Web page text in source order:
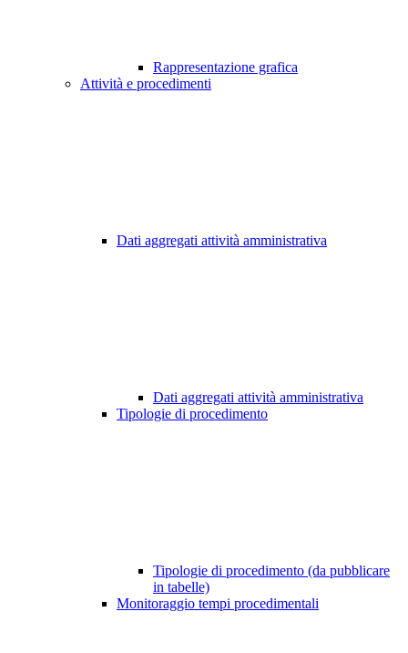
Rappresentazione grafica
Attività e procedimenti
Dati aggregati attività amministrativa
Dati aggregati attività amministrativa
Tipologie di procedimento
Tipologie di procedimento (da pubblicare
in tabelle)
Monitoraggio tempi procedimentali